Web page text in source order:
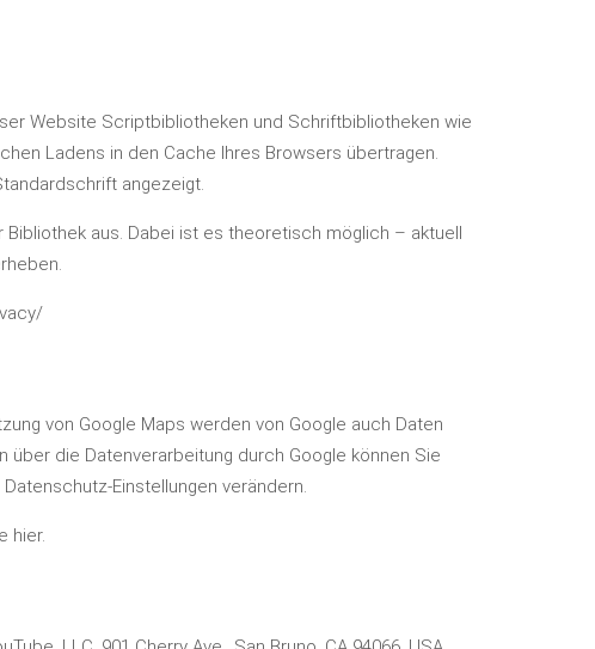
Website Scriptbibliotheken und Schriftbibliotheken wie
Ladens in den Cache Ihres Browsers übertragen.
angezeigt.
aus. Dabei ist es theoretisch möglich – aktuell
von Google Maps werden von Google auch Daten
die Datenverarbeitung durch Google können Sie
Einstellungen verändern.
hier.